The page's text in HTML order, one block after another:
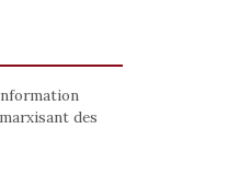
des